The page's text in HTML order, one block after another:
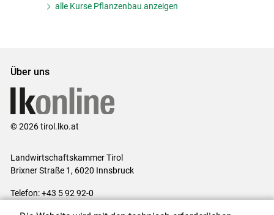
alle Kurse Pflanzenbau anzeigen
Über uns
© 2026 tirol.lko.at
Landwirtschaftskammer Tirol
Brixner Straße 1, 6020 Innsbruck
Telefon: +43 5 92 92-0